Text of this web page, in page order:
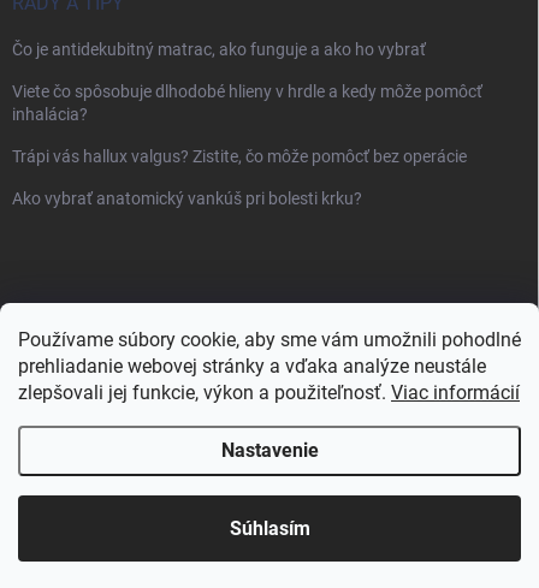
Používame súbory cookie, aby sme vám umožnili pohodlné
prehliadanie webovej stránky a vďaka analýze neustále
zlepšovali jej funkcie, výkon a použiteľnosť. Viac informácií
Nastavenie
Súhlasím
Čo je antidekubitný matrac, ako funguje a ako ho vybrať
Viete čo spôsobuje dlhodobé hlieny v hrdle a kedy môže pomôcť
inhalácia?
Trápi vás hallux valgus? Zistite, čo môže pomôcť bez operácie
Ako vybrať anatomický vankúš pri bolesti krku?
Sanlux.sk . Všetky práva vyhradené.